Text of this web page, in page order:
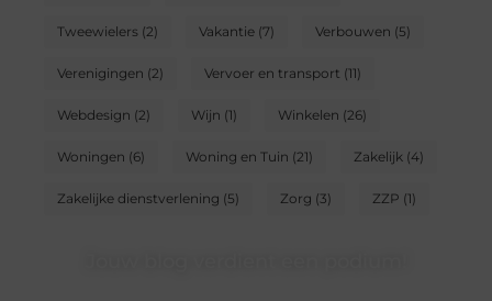
Tweewielers(2) Vakantie(7) Verbouwen (5)
Verenigingen (2) Vervoer en transport (11)
Webdesign (2) Wijn (1) Winkelen (26)
Woningen (6) Woning en Tuin (21) Zakelijk(4)
Zakelijke dienstverlening (5) Zorg (3) ZZP (1)